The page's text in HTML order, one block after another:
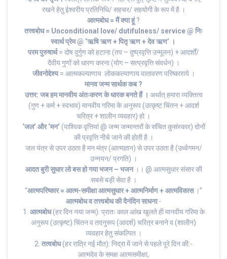
रखने हेतु ईश्वरीय प्रतिनिधि/ सहचर/ सहयोगी के रूप में है ।
आत्मबोध = मैं क्या हूं?
तत्त्वबोध = Unconditional love/ dutifulness/ service @ निः
स्वार्थ प्रेम @ ‘ऋषि ऋण + पितृ ऋण + देव ऋण’ ।
परम पुरुषार्थ= दोष दुर्गुण को हटाना (तप – दुष्प्रवृत्ति उन्मूलन) + आदर्शों/
दैवीय गुणों को धारण करना (योग – सत्प्रवृत्ति संवर्धन) ।
जीवनोद्देश्य= आत्मकल्याणाय लोककल्याणाय वातावरण परिष्काराये ।
मानव जन्म सार्थक कब ?
उत्तर: जब हम मानवीय अंतःकरण के धारक बनते हैं । अर्थात् हमारा व्यक्तित्व
(गुण + कर्म + स्वभाव) मानवीय गरिमा के अनुरूप (उत्कृष्ट चिंतन + आदर्श
चरित्र + शालीन व्यवहार) हो ।
‘जल’ और ‘मन’ (पाश्विक वृत्तियां @ जन्म जन्मान्तरों के संचित कुसंस्कार) दोनों
की प्रवृत्ति नीचे जाने की होती है ।
जल यंत्र से उपर उठता है मन मंत्र (आत्मज्ञान) से उपर उठता है (उर्ध्वगमन/
उन्नयन/ प्रगति) ।
आदत बुरी सुधार लो बस हो गया भजन – भजन।। @ आत्मसुधार संसार की
सबसे बड़ी सेवा है ।
“आत्मपरिष्कार = आत्म-समीक्षा आत्मसुधार + आत्मनिर्माण + आत्मविकास।”
आत्मबोध व तत्त्वबोध की दैनंदिन साधना:-
1. आत्मबोध(हर दिन नया जन्म): प्रातः काल आंख खुलते ही मानवीय गरिमा के
अनुरूप (उत्कृष्ट) चिंतन व तदनुरूप (आदर्श) चरित्र बनाने व (शालीन)
व्यवहार हेतु संकल्पित ।
2. तत्वबोध(हर रात्रि नई मौत): निद्रा में जाने से पहले पूरे दिन की:-
आत्मदेव के समक्ष आत्मसमीक्षा,